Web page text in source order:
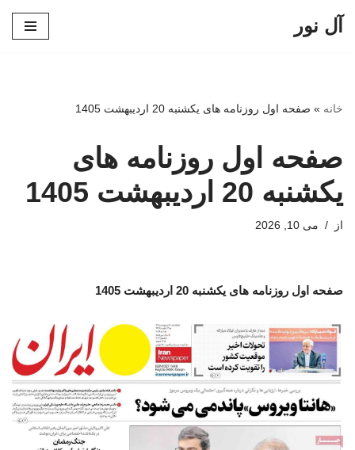
آل نور
خانه » صفحه اول روزنامه های یکشنبه 20 اردیبهشت 1405
صفحه اول روزنامه های
یکشنبه 20 اردیبهشت 1405
از می 10, 2026
صفحه اول روزنامه های یکشنبه 20 اردیبهشت 1405